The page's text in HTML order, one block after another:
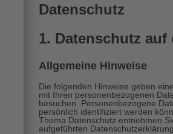
Datenschutz
1. Datenschutz
Allgemeine Hinweise
Die folgenden Hinweise geben
mit Ihren personenbezogenen
besuchen. Personenbezogene
persönlich identifiziert werden
Thema Datenschutz entnehmen
aufgeführten